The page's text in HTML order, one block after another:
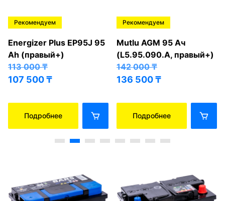
Рекомендуем
Energizer Plus EP95J 95
Ah (правый+)
113 000₸
107 500₸
Подробнее
Рекомендуем
Mutlu AGM 95 Ач
(L5.95.090.A, правый+)
142 000₸
136 500₸
Подробнее